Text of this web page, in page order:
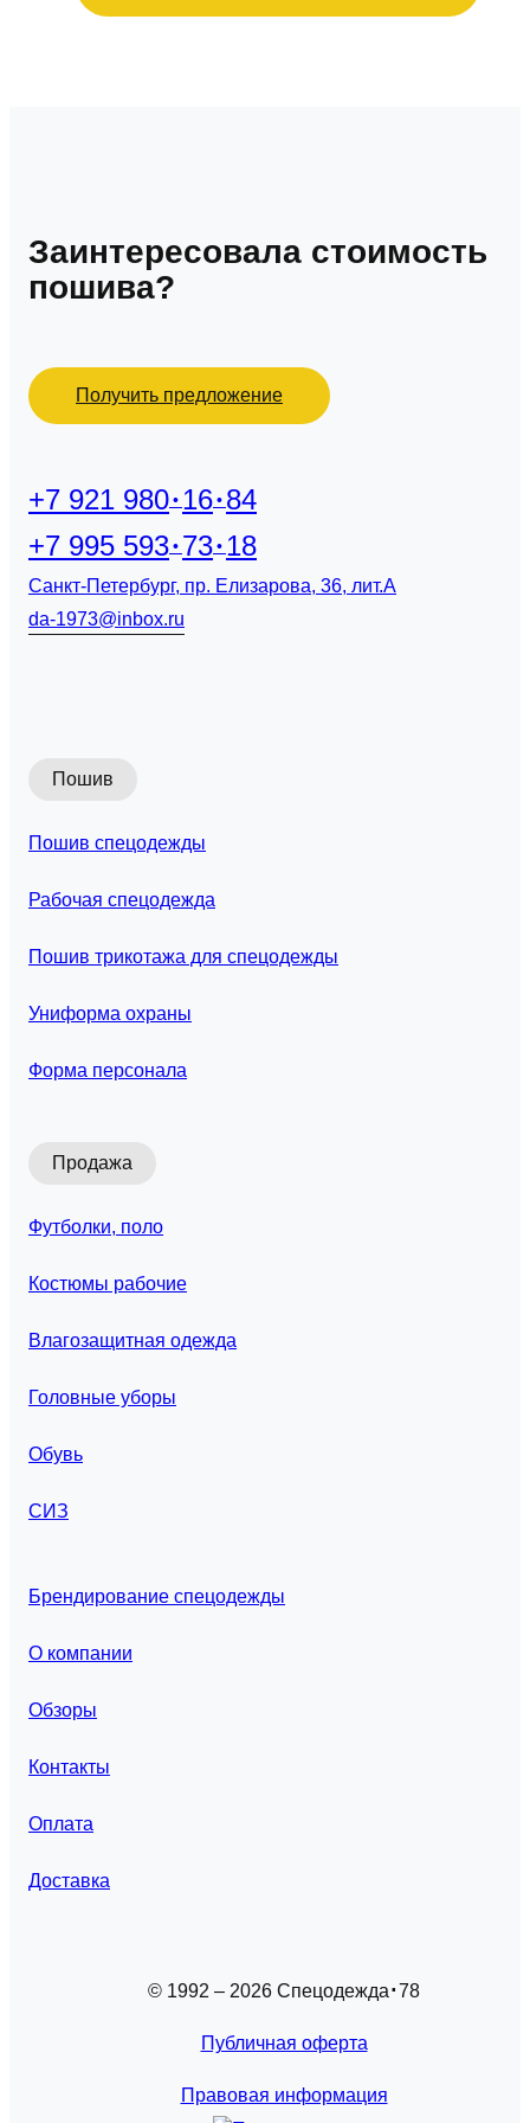
Заинтересовала стоимость
пошива?
Получить предложение
+7 921 980 16 84
+7 995 593 73 18
Санкт-Петербург, пр. Елизарова, 36, лит.А
da-1973@inbox.ru
Пошив
Пошив спецодежды
Рабочая спецодежда
Пошив трикотажа для спецодежды
Униформа охраны
Форма персонала
Продажа
Футболки, поло
Костюмы рабочие
Влагозащитная одежда
Головные уборы
Обувь
СИЗ
Брендирование спецодежды
О компании
Обзоры
Контакты
Оплата
Доставка
© 1992 – 2026 Спецодежда 78
Публичная оферта
Правовая информация